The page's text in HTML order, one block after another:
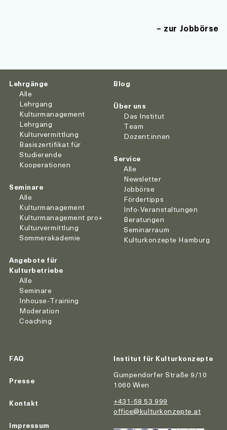
zur Jobbörse
Lehrgänge
Alle
Lehrgang
Kulturmanagement
Lehrgang
Kulturvermittlung
Basiszertifikat für
Studierende
Kooperationen
Seminare
Alle
Kulturmanagement
Kulturmanagement pro+
Kulturvermittlung
Sommerakademie
Angebote für
Kulturbetriebe
Alle
Seminare
Inhouse-Training
Moderation
Coaching
Blog
Über uns
Das Institut
Team
Dozent:innen
Service
Alle
Newsletter
Jobbörse
Fördertipps
Info-Veranstaltungen
Beratungen
Seminarraum
Kulturkonzepte Hamburg
FAQ
Presse
Kontakt
Impressum
Institut für Kulturkonzepte
Gumpendorfer Straße 9/10
1060 Wien
+431-58 53 999
office@kulturkonzepte.at